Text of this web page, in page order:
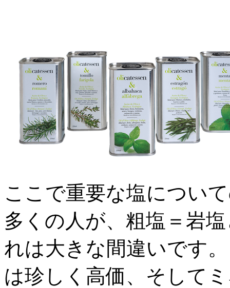
ここで重要な塩につい
多くの人が、粗塩＝岩
れは大きな間違いです
は珍しく高価、そして